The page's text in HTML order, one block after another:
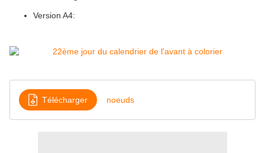
Version A4:
Télécharger noeuds